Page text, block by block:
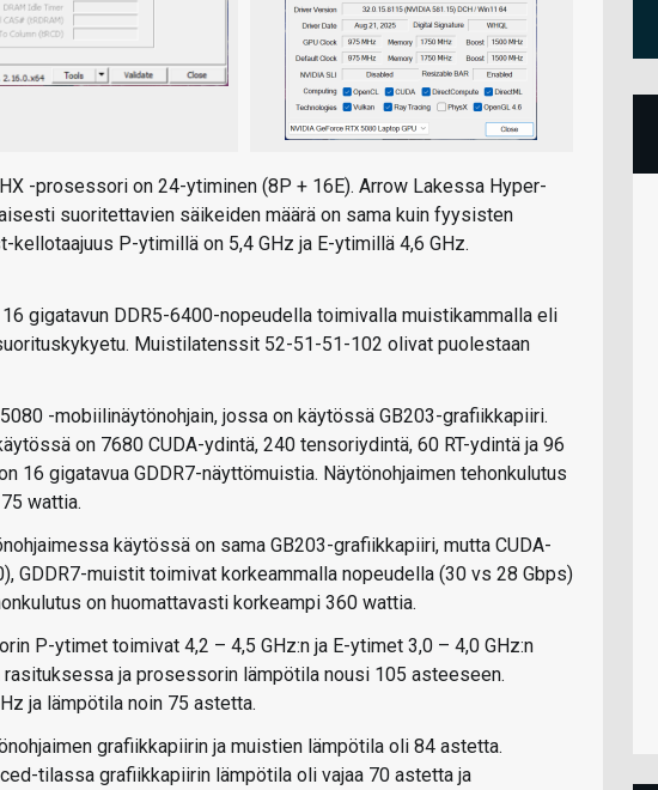
-prosessori on 24-ytiminen (8P + 16E). Arrow Lakessa Hyper-
suoritettavien säikeiden määrä on sama kuin fyysisten
P-ytimillä on 5,4 GHz ja E-ytimillä 4,6 GHz.
gigatavun DDR5-6400-nopeudella toimivalla muistikammalla eli
Muistilatenssit 52-51-51-102 olivat puolestaan
-mobiilinäytönohjain, jossa on käytössä GB203-grafiikkapiiri.
on 7680 CUDA-ydintä, 240 tensoriydintä, 60 RT-ydintä ja 96
16 gigatavua GDDR7-näyttömuistia. Näytönohjaimen tehonkulutus
wattia.
käytössä on sama GB203-grafiikkapiiri, mutta CUDA-
GDDR7-muistit toimivat korkeammalla nopeudella (30 vs 28 Gbps)
on huomattavasti korkeampi 360 wattia.
P-ytimet toimivat 4,2 – 4,5 GHz:n ja E-ytimet 3,0 – 4,0 GHz:n
ja prosessorin lämpötila nousi 105 asteeseen.
ja lämpötila noin 75 astetta.
grafiikkapiirin ja muistien lämpötila oli 84 astetta.
tilassa grafiikkapiirin lämpötila oli vajaa 70 astetta ja